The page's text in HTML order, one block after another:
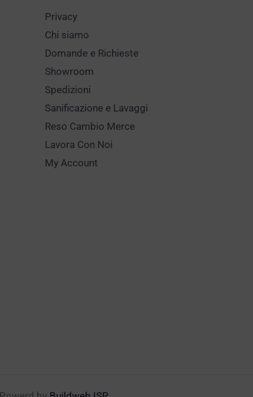
Privacy
Chi siamo
Domande e Richieste
Showroom
Spedizioni
Sanificazione e Lavaggi
Reso Cambio Merce
Lavora Con Noi
My Account